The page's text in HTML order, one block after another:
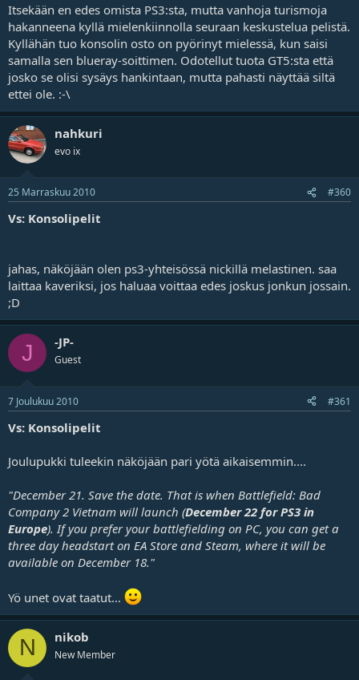
Itsekään en edes omista PS3:sta, mutta vanhoja turismoja
hakanneena kyllä mielenkiinnolla seuraan keskustelua pelistä.
Kyllähän tuo konsolin osto on pyörinyt mielessä, kun saisi
samalla sen blueray-soittimen. Odotellut tuota GT5:sta että
josko se olisi sysäys hankintaan, mutta pahasti näyttää siltä
ettei ole. :-\
nahkuri
evo ix
25 Marraskuu 2010 #360
Vs: Konsolipelit
jahas, näköjään olen ps3-yhteisössä nickillä melastinen. saa
laittaa kaveriksi, jos haluaa voittaa edes joskus jonkun jossain.
;D
J -JP-
Guest
7 Joulukuu 2010 #361
Vs: Konsolipelit
Joulupukki tuleekin näköjään pari yötä aikaisemmin....
"December 21. Save the date. That is when Battlefield: Bad
Company 2 Vietnam will launch (December 22 for PS3 in
Europe). If you prefer your battlefielding on PC, you can get a
three day headstart on EA Store and Steam, where it will be
available on December 18."
Yö unet ovat taatut...
N nikob
New Member